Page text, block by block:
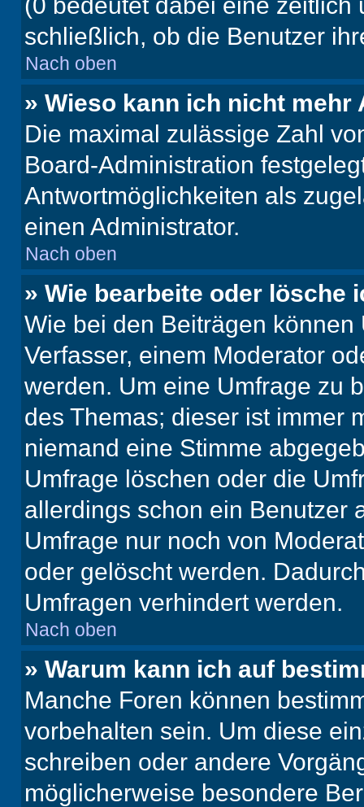
schließlich, ob die Benutzer
Nach oben
» Wieso kann ich nicht
Die maximal zulässige Zahl
Board-Administration
Antwortmöglichkeiten als
einen Administrator.
Nach oben
» Wie bearbeite oder lösche
Wie bei den Beiträgen
Verfasser, einem Moderator
werden. Um eine Umfrage zu
des Themas; dieser ist immer
niemand eine Stimme
Umfrage löschen oder die
allerdings schon ein Benutzer
Umfrage nur noch von
oder gelöscht werden.
Umfragen verhindert werden.
Nach oben
» Warum kann ich auf
Manche Foren können
vorbehalten sein. Um diese
schreiben oder andere
möglicherweise besondere